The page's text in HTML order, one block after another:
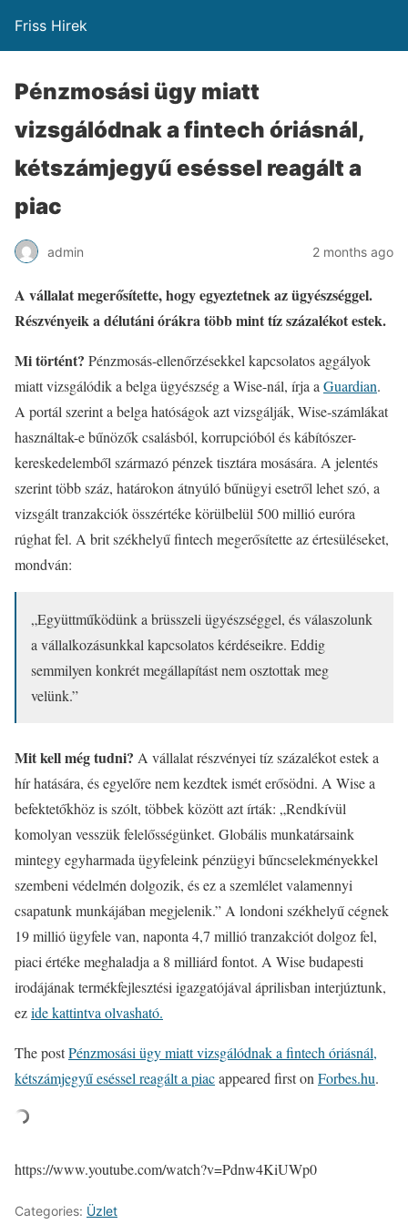
Friss Hirek
Pénzmosási ügy miatt
vizsgálódnak a fintech óriásnál,
kétszámjegyű eséssel reagált a
piac
admin 2 months ago
A vállalat megerősítette, hogy egyeztetnek az ügyészséggel.
Részvényeik a délutáni órákra több mint tíz százalékot estek.
Mi történt? Pénzmosás-ellenőrzésekkel kapcsolatos aggályok
miatt vizsgálódik a belga ügyészség a Wise-nál, írja a Guardian.
A portál szerint a belga hatóságok azt vizsgálják, Wise-számlákat
használtak-e bűnözők csalásból, korrupcióból és kábítószer-
kereskedelemből származó pénzek tisztára mosására. A jelentés
szerint több száz, határokon átnyúló bűnügyi esetről lehet szó, a
vizsgált tranzakciók összértéke körülbelül 500 millió euróra
rúghat fel. A brit székhelyű fintech megerősítette az értesüléseket,
mondván:
„Együttműködünk a brüsszeli ügyészséggel, és válaszolunk
a vállalkozásunkkal kapcsolatos kérdéseikre. Eddig
semmilyen konkrét megállapítást nem osztottak meg
velünk.”
Mit kell még tudni? A vállalat részvényei tíz százalékot estek a
hír hatására, és egyelőre nem kezdtek ismét erősödni. A Wise a
befektetőkhöz is szólt, többek között azt írták: „Rendkívül
komolyan vesszük felelősségünket. Globális munkatársaink
mintegy egyharmada ügyfeleink pénzügyi bűncselekményekkel
szembeni védelmén dolgozik, és ez a szemlélet valamennyi
csapatunk munkájában megjelenik.” A londoni székhelyű cégnek
19 millió ügyfele van, naponta 4,7 millió tranzakciót dolgoz fel,
piaci értéke meghaladja a 8 milliárd fontot. A Wise budapesti
irodájának termékfejlesztési igazgatójával áprilisban interjúztunk,
ezide kattintva olvasható.
The postPénzmosási ügy miatt vizsgálódnak a fintech óriásnál,
kétszámjegyű eséssel reagált a piacappeared first on Forbes.hu.
https://www.youtube.com/watch?v=Pdnw4KiUWp0
Categories: Üzlet